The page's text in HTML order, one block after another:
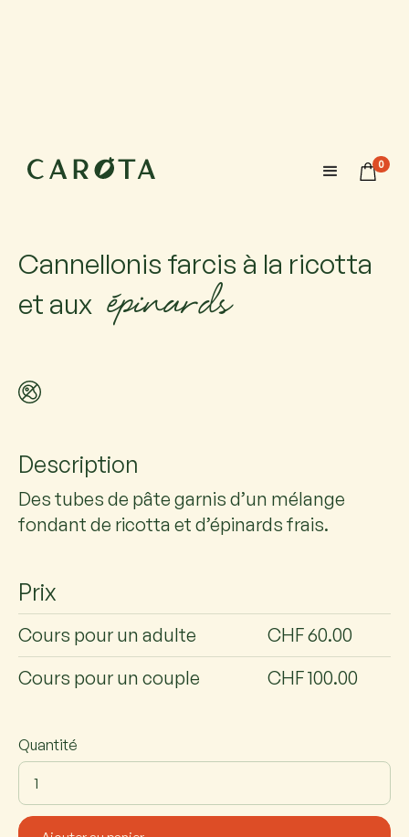
0
21 août 2026
18:00-20:00
Maximum 6 participants avec 1 accompagnateur chacun.
Cannellonis farcis à la ricotta
et aux épinards
Description
Des tubes de pâte garnis d’un mélange
fondant de ricotta et d’épinards frais.
Prix
Cours pour un adulte
CHF 60.00
Cours pour un couple
CHF 100.00
Quantité